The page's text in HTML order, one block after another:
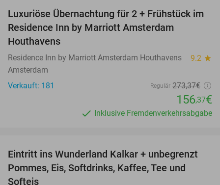
43%
Luxuriöse Übernachtung für 2 + Frühstück im
Residence Inn by Marriott Amsterdam
Houthavens
Residence Inn by Marriott Amsterdam Houthavens 9.2 star
Amsterdam
Verkauft: 181
Regulär 273,37€
156,37€
Inklusive Fremdenverkehrsabgabe
32%
Eintritt ins Wunderland Kalkar + unbegrenzt
Pommes, Eis, Softdrinks, Kaffee, Tee und
Softeis